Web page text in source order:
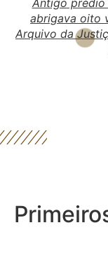
Antigo prédio
abrigava oito
Arquivo da